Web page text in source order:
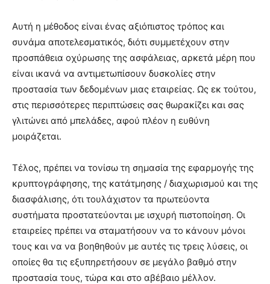
Αυτή η μέθοδος είναι ένας αξιόπιστος τρόπος και
συνάμα αποτελεσματικός, διότι συμμετέχουν στην
προσπάθεια οχύρωσης της ασφάλειας, αρκετά μέρη που
είναι ικανά να αντιμετωπίσουν δυσκολίες στην
προστασία των δεδομένων μιας εταιρείας. Ως εκ τούτου,
στις περισσότερες περιπτώσεις σας θωρακίζει και σας
γλιτώνει από μπελάδες, αφού πλέον η ευθύνη
μοιράζεται.
Τέλος, πρέπει να τονίσω τη σημασία της εφαρμογής της
κρυπτογράφησης, της κατάτμησης / διαχωρισμού και της
διασφάλισης, ότι τουλάχιστον τα πρωτεύοντα
συστήματα προστατεύονται με ισχυρή πιστοποίηση. Οι
εταιρείες πρέπει να σταματήσουν να το κάνουν μόνοι
τους και να να βοηθηθούν με αυτές τις τρεις λύσεις, οι
οποίες θα τις εξυπηρετήσουν σε μεγάλο βαθμό στην
προστασία τους, τώρα και στο αβέβαιο μέλλον.